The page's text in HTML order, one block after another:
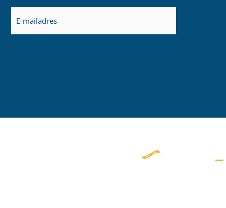
E-
mailadres
(Vereist)